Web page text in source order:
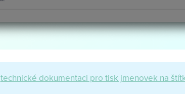
technické dokumentaci pro tisk jmenovek na